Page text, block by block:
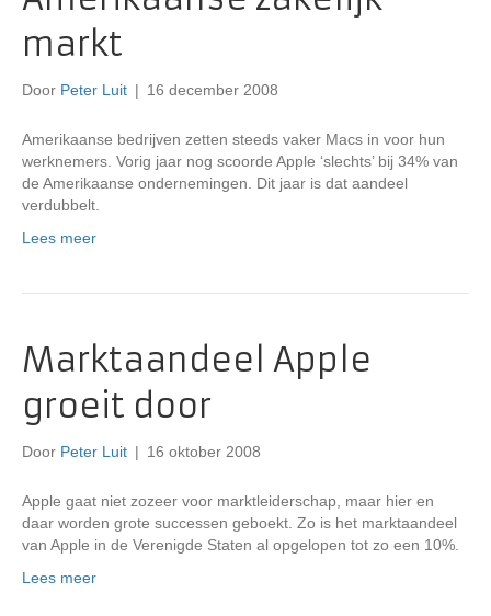
markt
Door Peter Luit | 16 december 2008
Amerikaanse bedrijven zetten steeds vaker Macs in voor hun
werknemers. Vorig jaar nog scoorde Apple ‘slechts’ bij 34% van
de Amerikaanse ondernemingen. Dit jaar is dat aandeel
verdubbelt.
Lees meer
Marktaandeel Apple
groeit door
Door Peter Luit | 16 oktober 2008
Apple gaat niet zozeer voor marktleiderschap, maar hier en
daar worden grote successen geboekt. Zo is het marktaandeel
van Apple in de Verenigde Staten al opgelopen tot zo een 10%.
Lees meer